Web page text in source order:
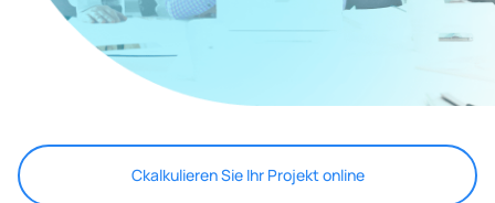
Сkalkulieren Sie Ihr Projekt online